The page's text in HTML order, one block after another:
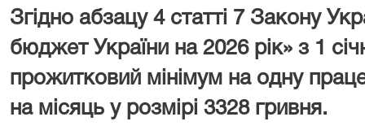
Згідно абзацу 4 статті 7 Закону
бюджет України на 2026 рік» з 1
прожитковий мінімум на одну
на місяць у розмірі 3328 гривня.